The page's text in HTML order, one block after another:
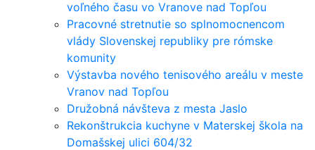
voľného času vo Vranove nad Topľou
Pracovné stretnutie so splnomocnencom
vlády Slovenskej republiky pre rómske
komunity
Výstavba nového tenisového areálu v meste
Vranov nad Topľou
Družobná návšteva z mesta Jaslo
Rekonštrukcia kuchyne v Materskej škola na
Domašskej ulici 604/32